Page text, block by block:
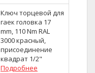
Ключ торцевой для
гаек головка 17
mm, 110 Nm RAL
3000 красный,
присоединение
квадрат 1/2"
Подробнее